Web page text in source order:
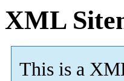
XML
This is a